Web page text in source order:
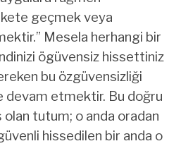
geçmek veya
Mesela herhangi bir
ögüvensiz hissettiniz
bu özgüvensizliği
devam etmektir. Bu doğru
olan tutum; o anda oradan
hissedilen bir anda o